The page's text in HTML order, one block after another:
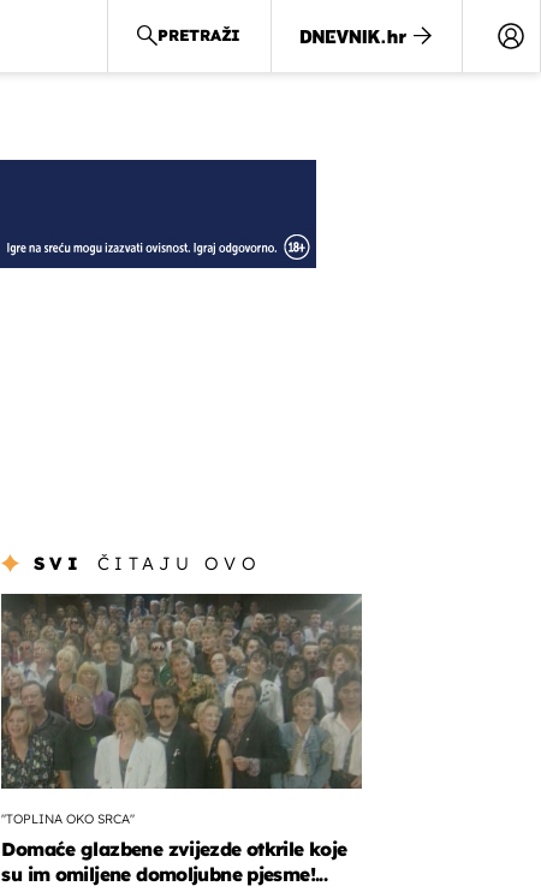
PRETRAŽI
SVI ČITAJU OVO
"TOPLINA OKO SRCA"
Domaće glazbene zvijezde otkrile koje
su im omiljene domoljubne pjesme!...